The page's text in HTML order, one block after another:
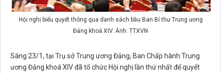
Hội nghị biểu quyết thông qua danh sách bầu Ban Bí thư Trung ương
Đảng khoá XIV. Ảnh: TTXVN
Sáng 23/1, tại Trụ sở Trung ương Đảng, Ban Chấp hành Trung
ương Đảng khoá XIV đã tổ chức Hội nghị lần thứ nhất để quyết